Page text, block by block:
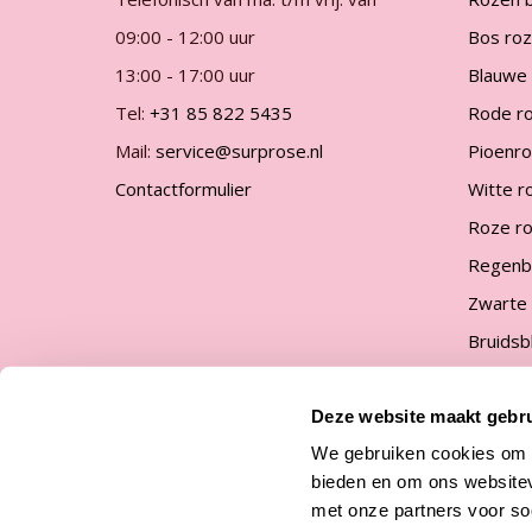
Deze website maakt
We gebruiken cookies
bieden en om ons
met onze partners voor
09:00 - 12:00 uur
13:00 - 17:00 uur
Tel: +31 85 822 5435
Mail: service@surprose.nl
Contactformulier
Bos
Rode
Witte
Roze
Zwarte